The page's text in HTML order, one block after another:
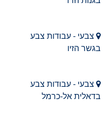
צבעי - עבודות צבע
בגשר הזיו
צבעי - עבודות צבע
בדאלית אל-כרמל